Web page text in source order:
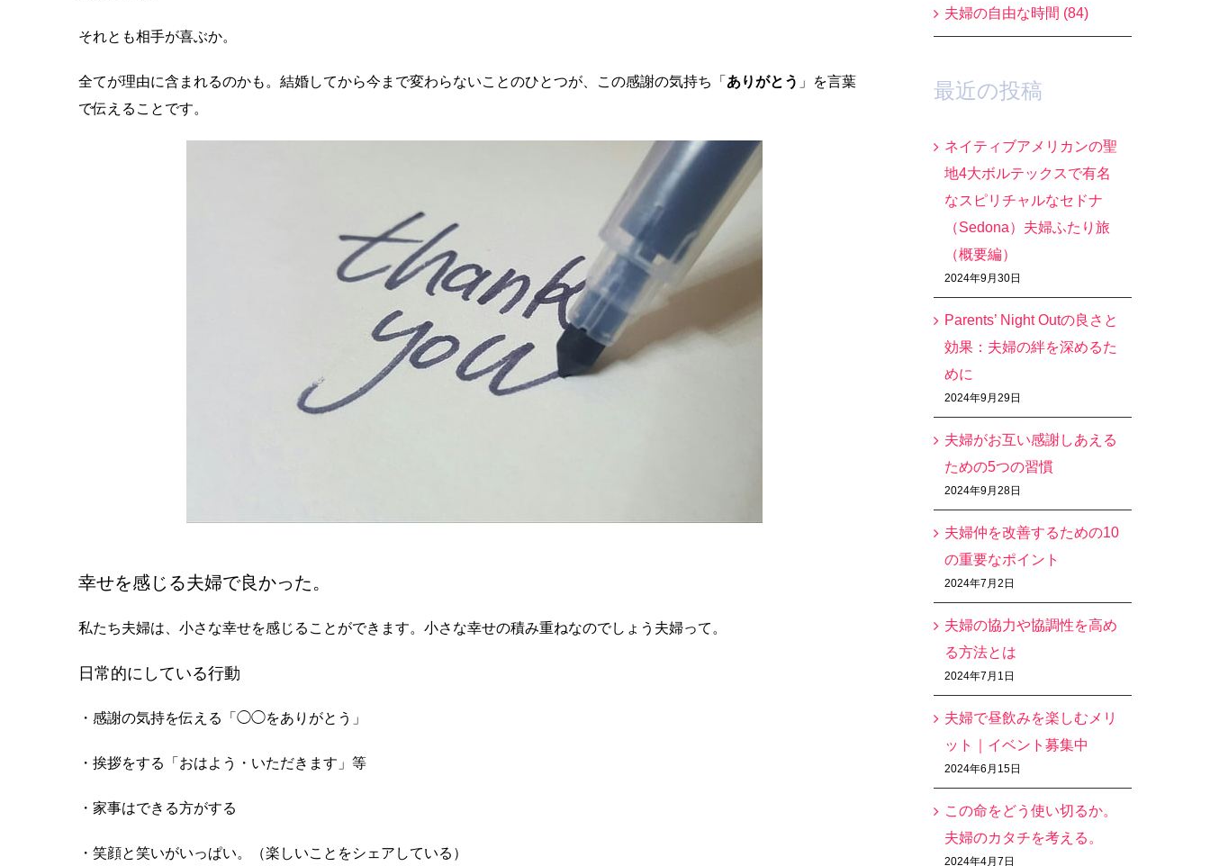
それとも相手が喜ぶか。
全てが理由に含まれるのかも。結婚してから今まで変わらないことのひとつが、この感謝の気持ち「 ありがとう 」を言葉
で伝えることです。
幸せを感じる夫婦で良かった。
私たち夫婦は、小さな幸せを感じることができます。小さな幸せの積み重ねなのでしょう夫婦って。
日常的にしている行動
・感謝の気持を伝える「◯◯をありがとう」
・挨拶をする「おはよう・いただきます」等
・家事はできる方がする
・笑顔と笑いがいっぱい。（楽しいことをシェアしている）
夫婦の自由な時間 (84)
最近の投稿
ネイティブアメリカンの聖
地4大ボルテックスで有名
なスピリチャルなセドナ
（Sedona）夫婦ふたり旅
（概要編）
2024年9月30日
Parents’ Night Outの良さと
効果：夫婦の絆を深めるた
めに
2024年9月29日
夫婦がお互い感謝しあえる
ための5つの習慣
2024年9月28日
夫婦仲を改善するための10
の重要なポイント
2024年7月2日
夫婦の協力や協調性を高め
る方法とは
2024年7月1日
夫婦で昼飲みを楽しむメリ
ット｜イベント募集中
2024年6月15日
この命をどう使い切るか。
夫婦のカタチを考える。
2024年4月7日